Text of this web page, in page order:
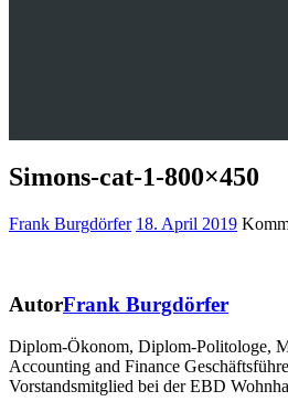
Simons-cat-1-800×450
Frank Burgdörfer 18. April 2019
AutorFrank Burgdörfer
Diplom-Ökonom, Diplom-Politologe,
Accounting and Finance
Vorstandsmitglied bei der EBD